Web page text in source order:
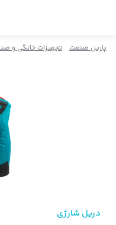
پارین صنعت تجهیزات خانگی و
دریل شارژی